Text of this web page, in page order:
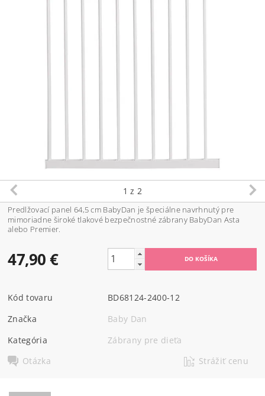
1 z 2
Predlžovací panel 64,5 cm BabyDan je špeciálne navrhnutý pre
mimoriadne široké tlakové bezpečnostné zábrany BabyDan Asta
alebo Premier.
47,90 €
Kód tovaru
BD68124-2400-12
Značka
Baby Dan
Kategória
Zábrany pre dieťa
Otázka
Strážiť cenu